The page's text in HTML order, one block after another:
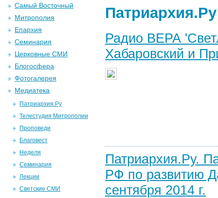
Патриархия.Ру
Радио ВЕРА
Хабаровский и
Патриархия.Ру.
РФ по развитию
сентября 2014 г.
Самый Восточный
Митрополия
Епархия
Семинария
Церковные СМИ
Блогосфера
Фотогалерея
Медиатека
Патриархия.Ру
Телестудия Митрополии
Проповеди
Благовест
Неделя
Семинария
Лекции
Светские СМИ